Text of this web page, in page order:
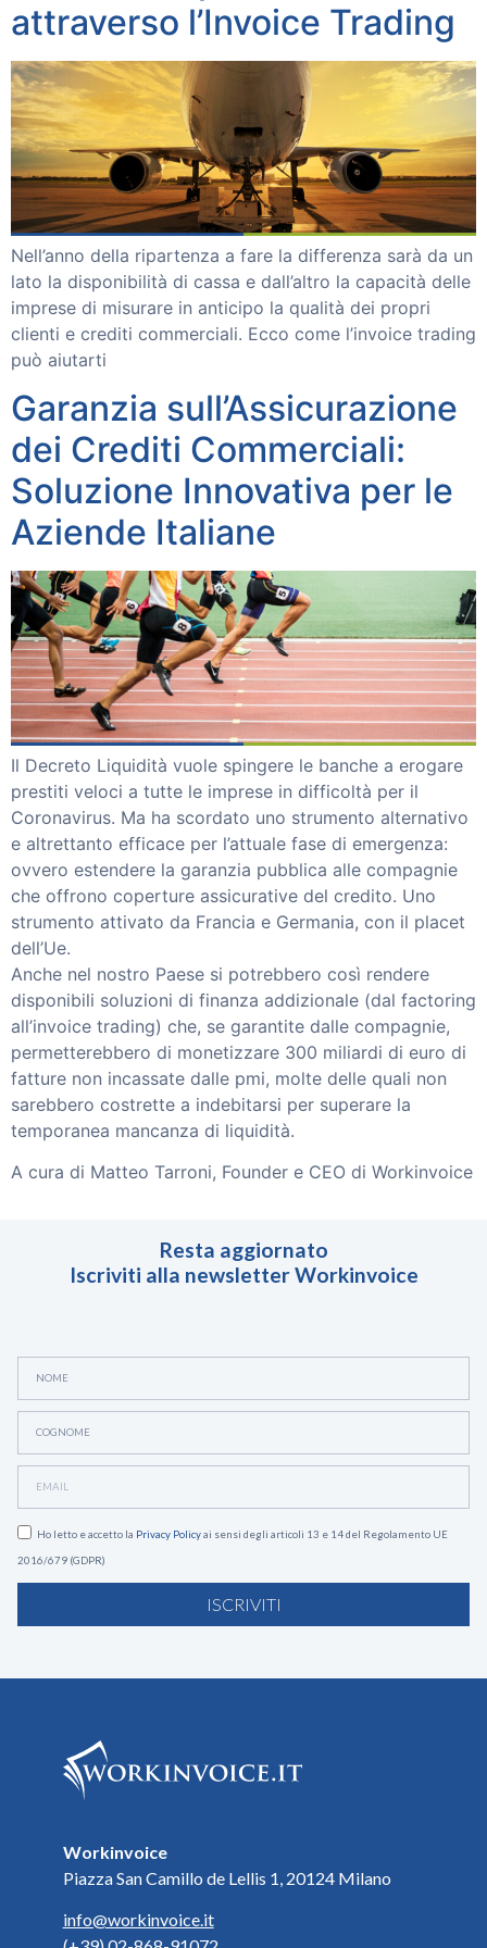
attraverso l’Invoice Trading
Nell’anno della ripartenza a fare la differenza sarà da un
lato la disponibilità di cassa e dall’altro la capacità delle
imprese di misurare in anticipo la qualità dei propri
clienti e crediti commerciali. Ecco come l’invoice trading
può aiutarti
Garanzia sull’Assicurazione
dei Crediti Commerciali:
Soluzione Innovativa per le
Aziende Italiane
Il Decreto Liquidità vuole spingere le banche a erogare
prestiti veloci a tutte le imprese in difficoltà per il
Coronavirus. Ma ha scordato uno strumento alternativo
e altrettanto efficace per l’attuale fase di emergenza:
ovvero estendere la garanzia pubblica alle compagnie
che offrono coperture assicurative del credito. Uno
strumento attivato da Francia e Germania, con il placet
dell’Ue.
Anche nel nostro Paese si potrebbero così rendere
disponibili soluzioni di finanza addizionale (dal factoring
all’invoice trading) che, se garantite dalle compagnie,
permetterebbero di monetizzare 300 miliardi di euro di
fatture non incassate dalle pmi, molte delle quali non
sarebbero costrette a indebitarsi per superare la
temporanea mancanza di liquidità.
A cura di Matteo Tarroni, Founder e CEO di Workinvoice
Resta aggiornato
Iscriviti alla newsletter Workinvoice
Ho letto e accetto la Privacy Policyai sensi degli articoli 13 e 14 del Regolamento UE
2016/679 (GDPR)
ISCRIVITI
Workinvoice
Piazza San Camillo de Lellis 1, 20124 Milano
info@workinvoice.it